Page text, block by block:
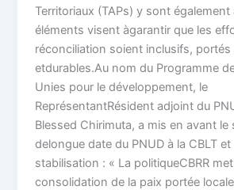
Territoriaux (TAPs) y sont
éléments visent àgarantir que les
réconciliation soient inclusifs, portés
etdurables.Au nom du Programme
Unies pour le développement, le
ReprésentantRésident adjoint du
Blessed Chirimuta, a mis en avant le
delongue date du PNUD à la CBLT
stabilisation : « La politiqueCBRR
consolidation de la paix portée